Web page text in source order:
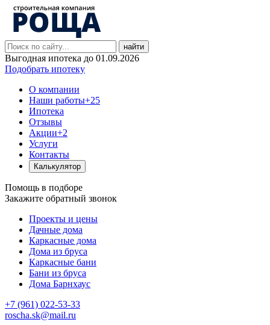
найти
Выгодная ипотека до 01.09.2026
Подобрать ипотеку
О компании
Наши работы+25
Ипотека
Отзывы
Акции+2
Услуги
Контакты
Калькулятор
Помощь в подборе
Закажите обратный звонок
Проекты и цены
Дачные дома
Каркасные дома
Дома из бруса
Каркасные бани
Бани из бруса
Дома Барнхаус
+7 (961) 022-53-33
roscha.sk@mail.ru